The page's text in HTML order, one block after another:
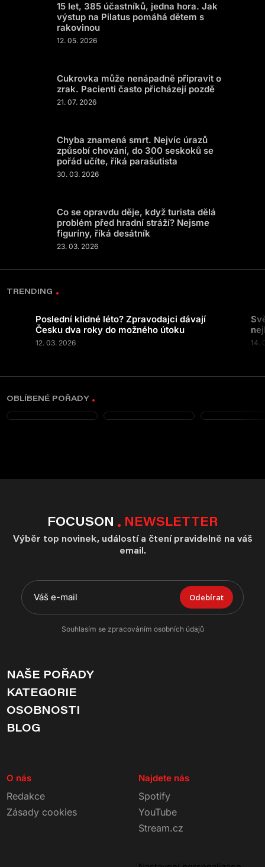
15 let, 385 účastníků, jedna hora. Jak
výstup na Pilatus pomáhá dětem s
rakovinou
12. 05. 2026
Cukrovka může nenápadně připravit o
zrak. Pacienti často přicházejí pozdě
21. 07. 2026
Chyba znamená smrt. Nejvíc úrazů
způsobí chování, do 300 seskoků se
pořád učíte, říká parašutista
30. 03. 2026
Co se opravdu děje, když turista dělá
problém před hradní stráží? Nejsme
figuríny, říká desátník
23. 03. 2026
TRENDING
Poslední klidné léto? Zpravodajci dávají
Česku dva roky do možného útoku
12. 03. 2026 14.
OBLÍBENÉ POŘADY
FOCUSON NEWSLETTER
Výběr top novinek, událostí a čtení pravidelně na váš
email.
Odebírat
Souhlasím se zpracováním osobních údajů
NAŠE POŘADY
KATEGORIE
OSOBNOSTI
BLOG
O nás
Redakce
Zásady cookies
Najdete nás
Spotify
YouTube
Stream.cz